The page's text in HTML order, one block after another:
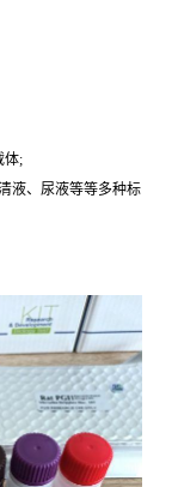
体;
液、尿液等等多种标